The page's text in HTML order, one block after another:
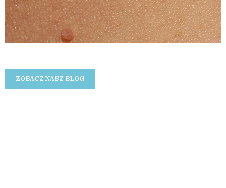
10.06.2026
Depilacja laserowa Kraków
ZOBACZ NASZ BLOG